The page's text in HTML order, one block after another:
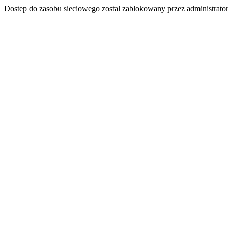
Dostep do zasobu sieciowego zostal zablokowany przez